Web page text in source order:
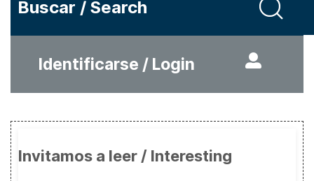
Buscar / Search
Identificarse / Login
Invitamos a leer / Interesting